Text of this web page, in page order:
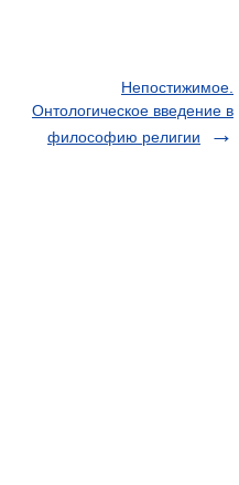
Непостижимое.
Онтологическое введение в
философию религии